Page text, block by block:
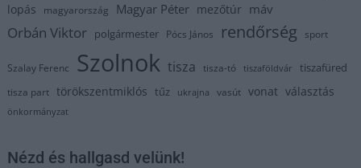
lopás magyarország Magyar Péter mezőtúr máv
Orbán Viktor polgármester Pócs János rendőrség sport
Szalay Ferenc Szolnok tisza tisza-tó tiszaföldvár tiszafüred
tisza part törökszentmiklós tűz ukrajna vasút vonat választás
önkormányzat
Nézd és hallgasd velünk!